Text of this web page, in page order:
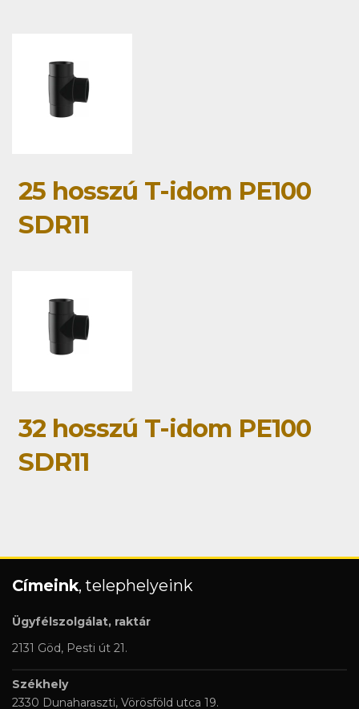
25 hosszú T-idom PE100
SDR11
32 hosszú T-idom PE100
SDR11
Címeink, telephelyeink
Ügyfélszolgálat, raktár
2131 Göd, Pesti út 21.
Székhely
2330 Dunaharaszti, Vörösföld utca 19.